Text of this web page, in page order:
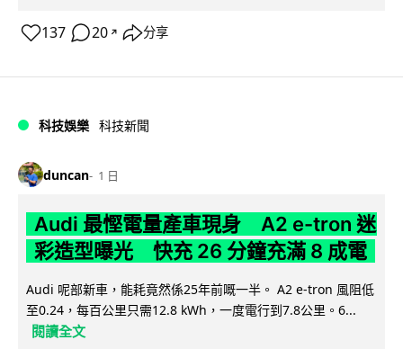
137 20 ↗ 分享
科技娛樂 科技新聞
duncan 1 日
Audi 最慳電量產車現身 A2 e-tron 迷
彩造型曝光 快充 26 分鐘充滿 8 成電
Audi 呢部新車，能耗竟然係25年前嘅一半。 A2 e-tron 風阻低
至0.24，每百公里只需12.8 kWh，一度電行到7.8公里。6...
閱讀全文